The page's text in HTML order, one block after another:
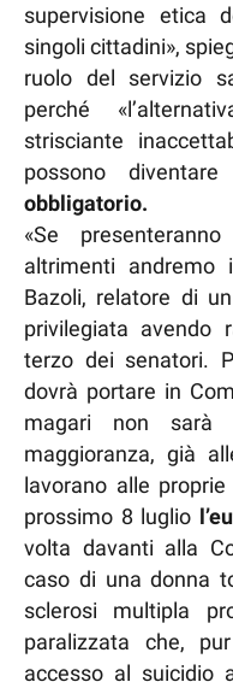
supervisione etica
singoli cittadini»,
ruolo del servizio
perché
strisciante
possono
obbligatorio.
«Se
altrimenti
Bazoli, relatore di
privilegiata
terzo dei senatori.
dovrà portare in
magari non sarà
maggioranza, già
lavorano alle proprie
prossimo 8 luglio
volta davanti alla
caso di una donna
sclerosi multipla
paralizzata che,
accesso al suicidio